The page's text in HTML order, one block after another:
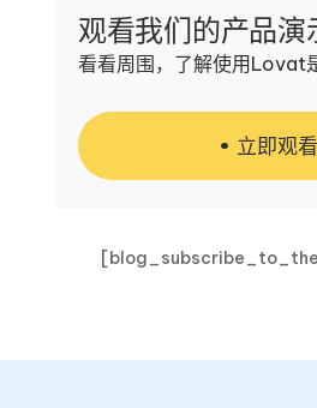
观看我们的产品演
看看周围，了解使用Lovat
立即观看